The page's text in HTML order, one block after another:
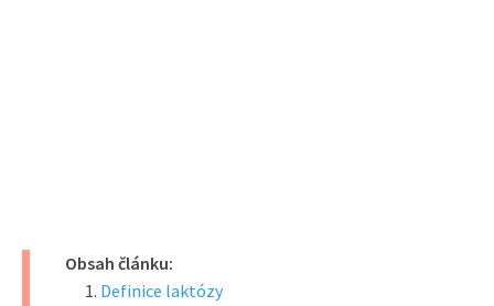
Obsah článku:
Definice laktózy